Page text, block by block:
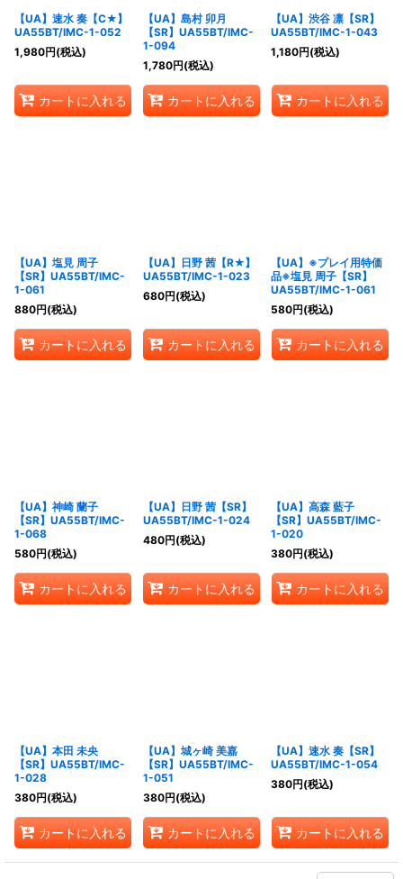
【UA】速水 奏【C★】
UA55BT/IMC-1-052
1,980円(税込)
カートに入れる
【UA】島村 卯月
【SR】UA55BT/IMC-
1-094
1,780円(税込)
カートに入れる
【UA】渋谷 凛【SR】
UA55BT/IMC-1-043
1,180円(税込)
カートに入れる
【UA】塩見 周子
【SR】UA55BT/IMC-
1-061
880円(税込)
カートに入れる
【UA】日野 茜【R★】
UA55BT/IMC-1-023
680円(税込)
カートに入れる
【UA】※プレイ用特価
品※塩見 周子【SR】
UA55BT/IMC-1-061
580円(税込)
カートに入れる
【UA】神崎 蘭子
【SR】UA55BT/IMC-
1-068
580円(税込)
カートに入れる
【UA】日野 茜【SR】
UA55BT/IMC-1-024
480円(税込)
カートに入れる
【UA】高森 藍子
【SR】UA55BT/IMC-
1-020
380円(税込)
カートに入れる
【UA】本田 未央
【SR】UA55BT/IMC-
1-028
380円(税込)
カートに入れる
【UA】城ヶ崎 美嘉
【SR】UA55BT/IMC-
1-051
380円(税込)
カートに入れる
【UA】速水 奏【SR】
UA55BT/IMC-1-054
380円(税込)
カートに入れる